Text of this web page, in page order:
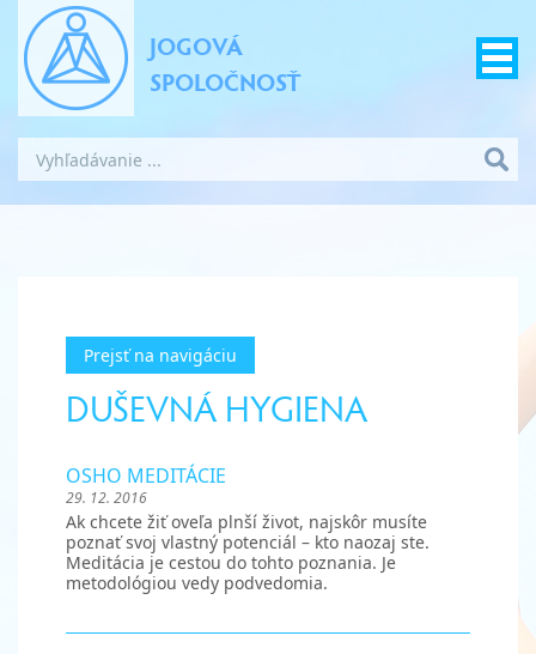
JOGOVÁ
SPOLOČNOSŤ
Prejsť na navigáciu
DUŠEVNÁ HYGIENA
OSHO MEDITÁCIE
29. 12. 2016
Ak chcete žiť oveľa plnší život, najskôr musíte
poznať svoj vlastný potenciál – kto naozaj ste.
Meditácia je cestou do tohto poznania. Je
metodológiou vedy podvedomia.